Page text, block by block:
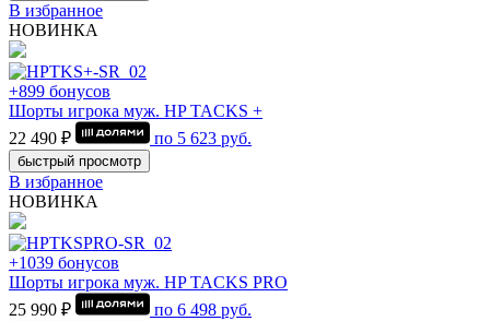
В избранное
НОВИНКА
+899 бонусов
Шорты игрока муж. HP TACKS +
22 490 ₽
по 5 623 руб.
быстрый просмотр
В избранное
НОВИНКА
+1039 бонусов
Шорты игрока муж. HP TACKS PRO
25 990 ₽
по 6 498 руб.